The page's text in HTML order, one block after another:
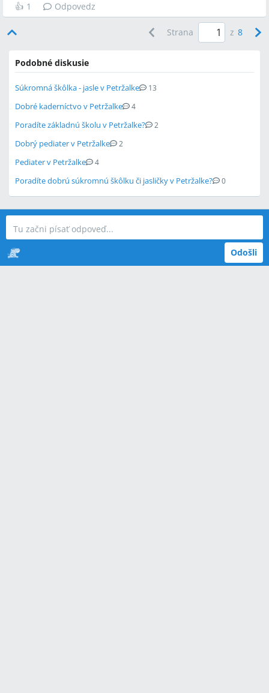
👍 1 Odpovedz
Strana z 8
Podobné diskusie
Súkromná škôlka - jasle v Petržalke 13
Dobré kaderníctvo v Petržalke 4
Poradíte základnú školu v Petržalke? 2
Dobrý pediater v Petržalke 2
Pediater v Petržalke 4
Poradíte dobrú súkromnú škôlku či jasličky v Petržalke? 0
Odošli